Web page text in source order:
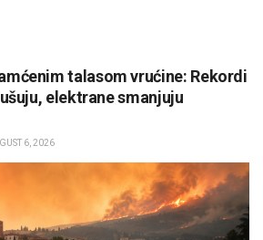
talasom vrućine: Rekordi
elektrane smanjuju
6, 2026